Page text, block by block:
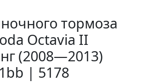
тормоза
Octavia II
(2008—2013)
| 5178